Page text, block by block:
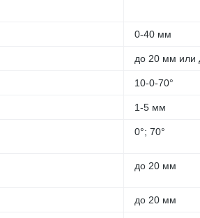
0-40 мм
до 20 мм или
10-0-70°
1-5 мм
0°; 70°
до 20 мм
до 20 мм